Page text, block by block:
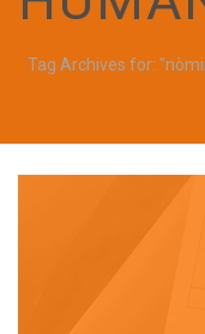
Tag Archives for: